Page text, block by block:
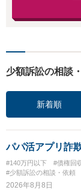
少額訴訟の相談
新着順
パパ活アプリ詐
#140万円以下 #債権回
#少額訴訟の相談・依頼
2026年8月8日